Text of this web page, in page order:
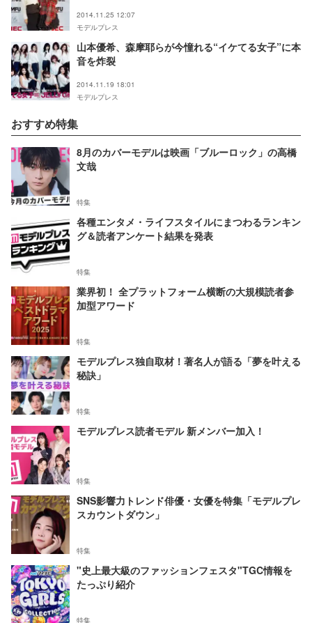
2014.11.25 12:07
モデルプレス
山本優希、森摩耶らが今憧れる“イケてる女子”に本
音を炸裂
2014.11.19 18:01
モデルプレス
おすすめ特集
8月のカバーモデルは映画「ブルーロック」の高橋
文哉
特集
各種エンタメ・ライフスタイルにまつわるランキン
グ＆読者アンケート結果を発表
特集
業界初！ 全プラットフォーム横断の大規模読者参
加型アワード
特集
モデルプレス独自取材！著名人が語る「夢を叶える
秘訣」
特集
モデルプレス読者モデル 新メンバー加入！
特集
SNS影響力トレンド俳優・女優を特集「モデルプレ
スカウントダウン」
特集
"史上最大級のファッションフェスタ"TGC情報を
たっぷり紹介
特集